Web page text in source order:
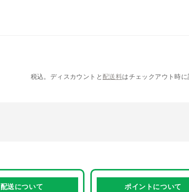
税込。ディスカウントと配送料はチェックアウト時に
配送について ポイントについて